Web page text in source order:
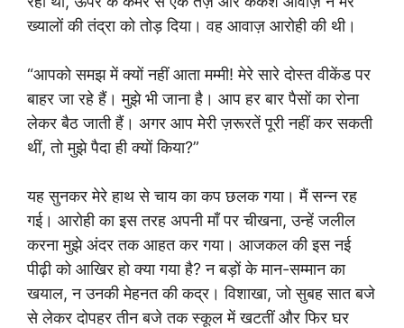
ख्यालों की तंद्रा को तोड़ दिया। वह आवाज़ आरोही की थी।
“आपको समझ में क्यों नहीं आता मम्मी! मेरे सारे दोस्त वीकेंड पर
बाहर जा रहे हैं। मुझे भी जाना है। आप हर बार पैसों का रोना
लेकर बैठ जाती हैं। अगर आप मेरी ज़रूरतें पूरी नहीं कर सकती
थीं, तो मुझे पैदा ही क्यों किया?”
यह सुनकर मेरे हाथ से चाय का कप छलक गया। मैं सन्न रह
गई। आरोही का इस तरह अपनी माँ पर चीखना, उन्हें जलील
करना मुझे अंदर तक आहत कर गया। आजकल की इस नई
पीढ़ी को आखिर हो क्या गया है? न बड़ों के मान-सम्मान का
खयाल, न उनकी मेहनत की कद्र। विशाखा, जो सुबह सात बजे
से लेकर दोपहर तीन बजे तक स्कूल में खटतीं और फिर घर